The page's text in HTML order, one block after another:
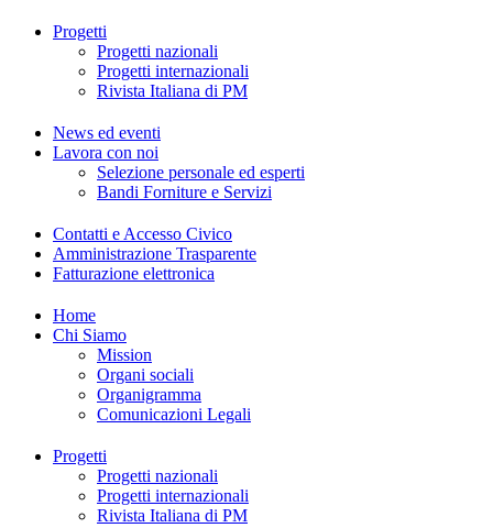
Progetti
Progetti nazionali
Progetti internazionali
Rivista Italiana di PM
News ed eventi
Lavora con noi
Selezione personale ed esperti
Bandi Forniture e Servizi
Contatti e Accesso Civico
Amministrazione Trasparente
Fatturazione elettronica
Home
Chi Siamo
Mission
Organi sociali
Organigramma
Comunicazioni Legali
Progetti
Progetti nazionali
Progetti internazionali
Rivista Italiana di PM